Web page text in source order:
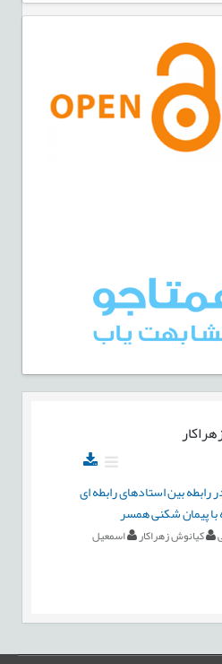
بین استادهای رابطه ای
پیمان شکنی همسر
کیانوش زهراکار
اسمعيل